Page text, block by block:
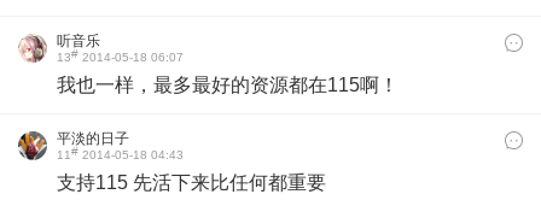
听音乐
13# 2014-05-18 06:07
我也一样，最多最好的资源都在115啊！
平淡的日子
11# 2014-05-18 04:43
支持115 先活下来比任何都重要